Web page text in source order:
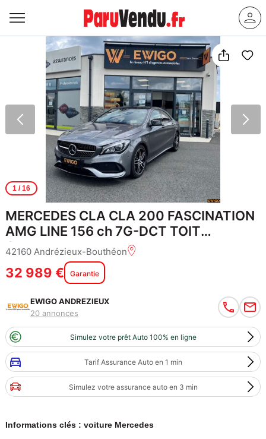
1/ 16
MERCEDES CLA CLA 200 FASCINATION
AMG LINE 156 ch 7G-DCT TOIT
OUVRANT
42160 Andrézieux-Bouthéon
32 989 € Garantie
EWIGO ANDREZIEUX
20 annonces
Simulez votre prêt Auto 100% en ligne
Tarif Assurance Auto en 1 min
Simulez votre assurance auto en 3 min
Informations clés : voiture Mercedes